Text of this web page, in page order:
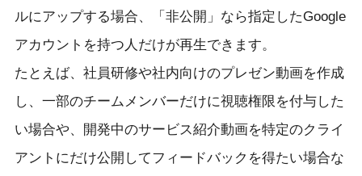
ルにアップする場合、「非公開」なら指定したGoogle
アカウントを持つ人だけが再生できます。
たとえば、社員研修や社内向けのプレゼン動画を作成
し、一部のチームメンバーだけに視聴権限を付与した
い場合や、開発中のサービス紹介動画を特定のクライ
アントにだけ公開してフィードバックを得たい場合な